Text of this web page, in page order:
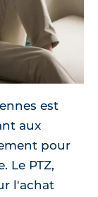
est
aux
pour
Le PTZ,
l'achat